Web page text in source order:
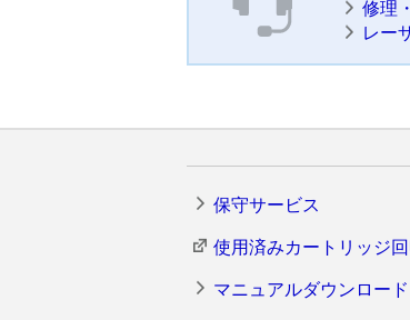
修理
レー
保守サービス
使用済みカートリッジ回
マニュアルダウンロード